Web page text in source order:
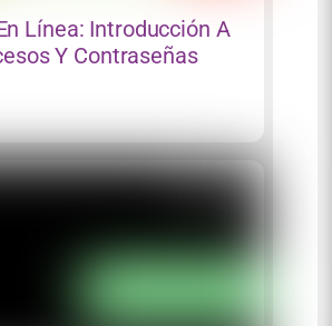
Línea: Introducción A
Y Contraseñas